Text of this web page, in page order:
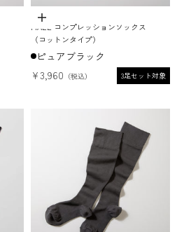
オプションを選択
MAEÉ コンプレッションソックス
（コットンタイプ）
ピュアブラック
セール価格
¥3,960 3足セット対象